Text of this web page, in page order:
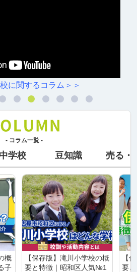
に関するコラム＞＞
- コラム一覧 -
学校 豆知識 売る・
概
子
【保存版】滝川小学校の概
要と特徴｜昭和区人気№1
【
要